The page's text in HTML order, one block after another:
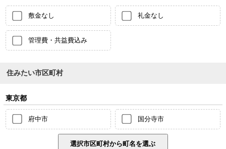
敷金なし 礼金なし
管理費・共益費込み
住みたい市区町村
東京都
府中市 国分寺市